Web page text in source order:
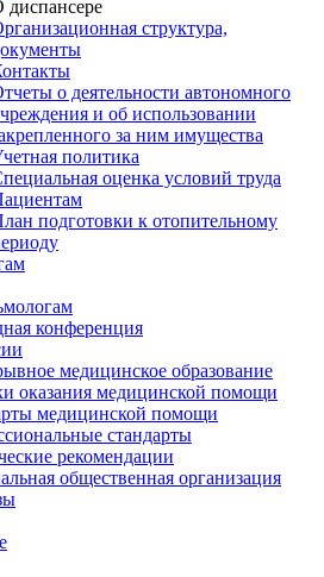
диспансере
структура,
о деятельности автономного
и об использовании
за ним имущества
политика
оценка условий труда
подготовки к отопительному
конференция
медицинское образование
оказания медицинской помощи
медицинской помощи
стандарты
рекомендации
общественная организация